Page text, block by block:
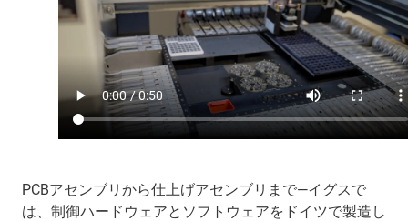
PCBアセンブリから仕上げアセンブリまで―イグスで
は、制御ハードウェアとソフトウェアをドイツで製造し